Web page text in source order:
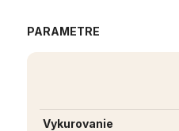
PARAMETRE
Vykurovanie